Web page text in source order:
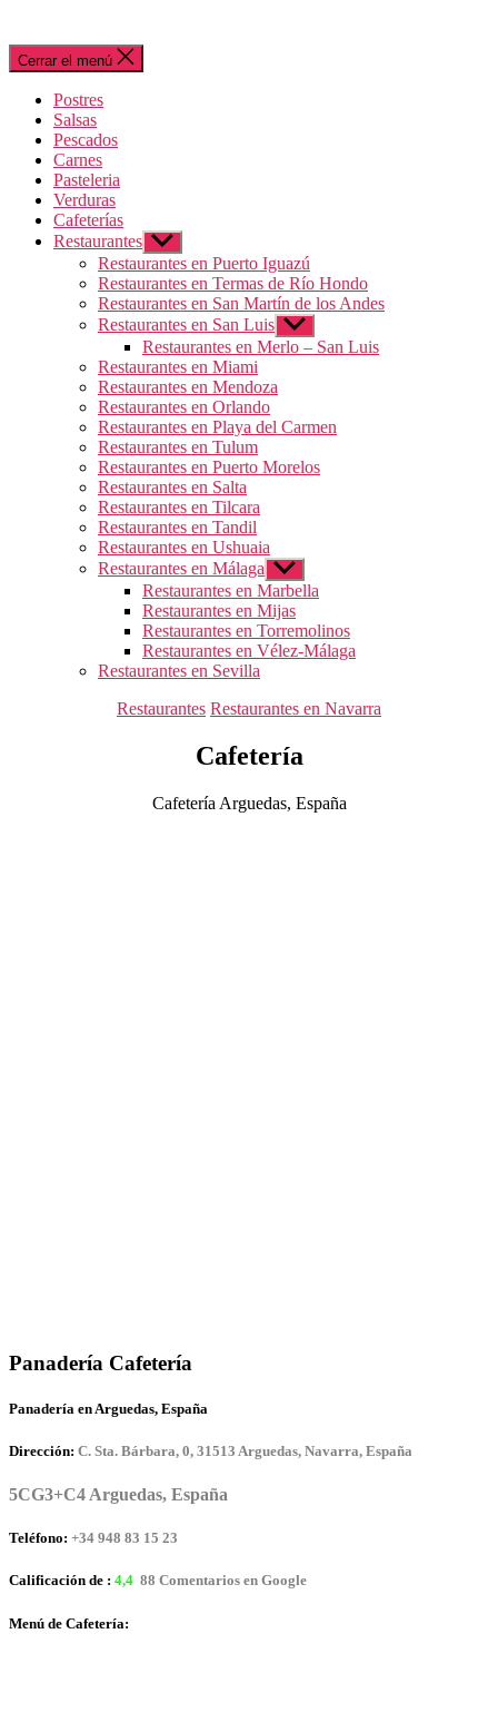
Cerrar el menú
Postres
Salsas
Pescados
Carnes
Pasteleria
Verduras
Cafeterías
Restaurantes Mostrar
el
submenú
Restaurantes en Puerto Iguazú
Restaurantes en Termas de Río Hondo
Restaurantes en San Martín de los Andes
Restaurantes en San Luis Mostrar
el
submenú
Restaurantes en Merlo – San Luis
Restaurantes en Miami
Restaurantes en Mendoza
Restaurantes en Orlando
Restaurantes en Playa del Carmen
Restaurantes en Tulum
Restaurantes en Puerto Morelos
Restaurantes en Salta
Restaurantes en Tilcara
Restaurantes en Tandil
Restaurantes en Ushuaia
Restaurantes en Málaga Mostrar
el
submenú
Restaurantes en Marbella
Restaurantes en Mijas
Restaurantes en Torremolinos
Restaurantes en Vélez-Málaga
Restaurantes en Sevilla
Categorías
Restaurantes Restaurantes en Navarra
Cafetería
Cafetería Arguedas, España
Panadería Cafetería
Panadería en Arguedas, España
Dirección: C. Sta. Bárbara, 0, 31513 Arguedas, Navarra, España
5CG3+C4 Arguedas, España
Teléfono: +34 948 83 15 23
Calificación de : 4,4 88 Comentarios en Google
Menú de Cafetería: